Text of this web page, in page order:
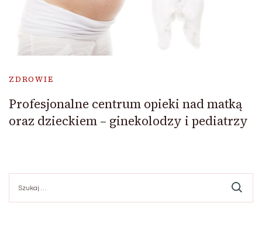
ZDROWIE
Profesjonalne centrum opieki nad matką
oraz dzieckiem – ginekolodzy i pediatrzy